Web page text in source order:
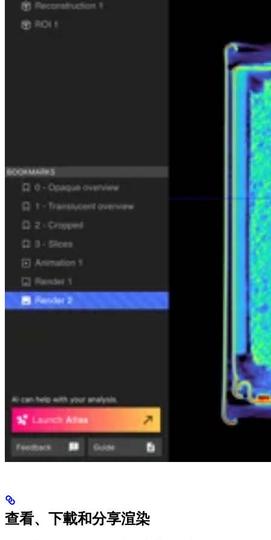
查看、下載和分享渲染